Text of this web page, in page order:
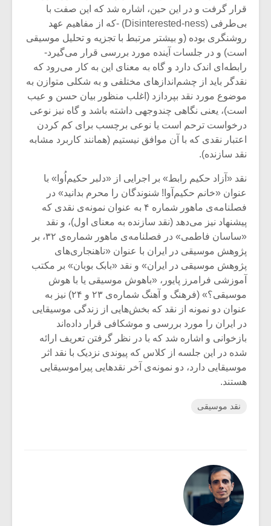
قرار گرفت و در این حین، اشاره شد که این صفت با
بی‌طرفی (Disinterested-ness) -که از مفاهیم عهد
روشنگری بوده (و بیشتر مرتبط با تجزیه و تحلیل موسیقی
است) و در جلسات آینده مورد بررسی قرار می‌گیرد-
رابطه‌ای اندک دارد و گاه به معنای این به کار می‌رود که
نقدگر باید از چشم‌اندازهای مختلفی و به شکلی متوازن به
موضوع مورد نقد بپردازد (اغلب منظور بیان حسن و عیب
است)، یعنی نگاهی چندوجهی داشته باشد و گاه نیز نوعی
درخواست ترحم است یا نوعی برچسب برای کم کردن
اعتبار نقدی که با آن موافق نیستیم (همانند کاربرد مشابه
نقد سازنده).
نقد «آزاد حکیم رابط» بر اجرایی از «دلبر حکیم‌اُوا» با
عنوان «خانم حکیم‌آوا! شنوندگان را محرم بدانید» در
فصلنامه‌ی ماهور شماره ۴ به عنوان نمونه‌ی نقدی که
پیشنهاد نیز می‌دهد (نقد سازنده به معنای اول)، و نقد
«ساسان فاطمی» در فصلنامه‌ی ماهور شماره‌ی ۳۲، بر
پژوهش موسیقی در ایران با عنوان «ناهنجاری‌های
پژوهش موسیقی در ایران» و نقد «بابک بوبان» بر مکتب
آموزشی فرامرز پایور، «باهوش موسیقی یا با هوش
موسیقی؟» (فرهنگ و آهنگ شماره‌ی ۲۳ و ۲۴) نیز به
عنوان دو نمونه از نقد که بخش‌هایی از زندگی موسیقایی
در ایران را مورد بررسی و موشکافی قرار داده‌اند
بازخوانی و اشاره شد که با در نظر گرفتن تعریف ارائه
شده در این جلسه از کلاس که پیوندی نزدیک با نقد اثر
موسیقایی دارد، دو نمونه‌ی آخر نقدهایی پیراموسیقایی
هستند.
نقد موسیقی